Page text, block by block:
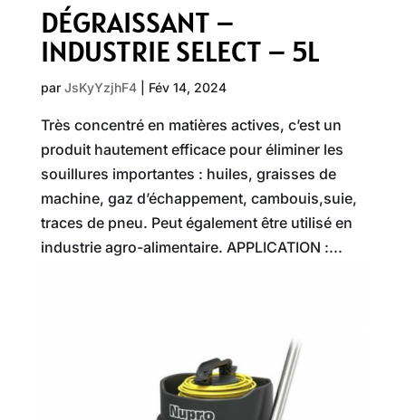
DÉGRAISSANT –
INDUSTRIE SELECT – 5L
par JsKyYzjhF4| Fév 14, 2024
Très concentré en matières actives, c’est un
produit hautement efficace pour éliminer les
souillures importantes : huiles, graisses de
machine, gaz d’échappement, cambouis,suie,
traces de pneu. Peut également être utilisé en
industrie agro-alimentaire. APPLICATION :...